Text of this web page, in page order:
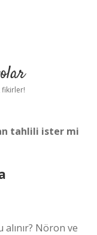
fikirler!
tahlili ister mi
Nöron ve